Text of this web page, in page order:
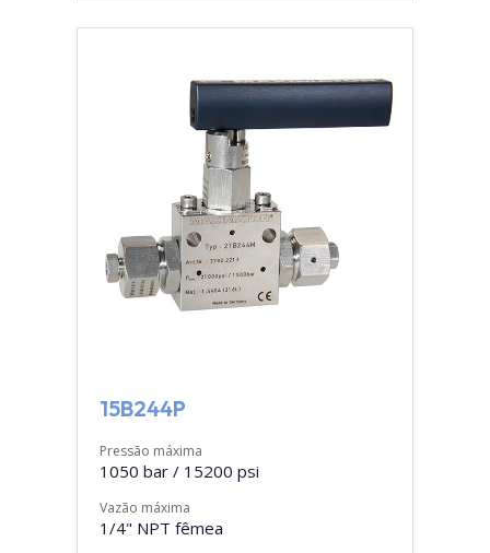
15B244P
Pressão máxima
1050 bar / 15200 psi
Vazão máxima
1/4" NPT fêmea